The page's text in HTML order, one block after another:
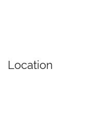
Location